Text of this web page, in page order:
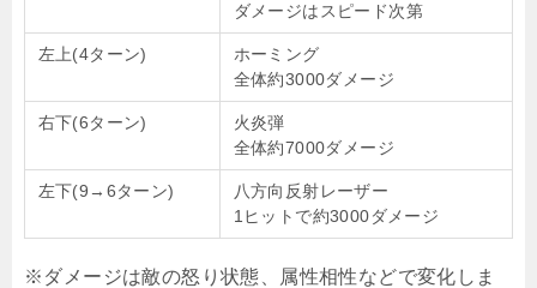
ダメージはスピード次第
左上(4ターン)
ホーミング
全体約3000ダメージ
右下(6ターン)
火炎弾
全体約7000ダメージ
左下(9→6ターン)
八方向反射レーザー
1ヒットで約3000ダメージ
※ダメージは敵の怒り状態、属性相性などで変化しま